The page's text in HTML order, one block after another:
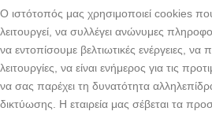
Ο ιστότοπός μας χρησιμοποιεί cookies
λειτουργεί, να συλλέγει ανώνυμες
να εντοπίσουμε βελτιωτικές ενέργειες, να
λειτουργίες, να είναι ενήμερος για τις
να σας παρέχει τη δυνατότητα
δικτύωσης. H εταιρεία μας σέβεται τα